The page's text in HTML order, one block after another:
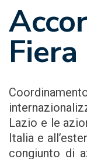
Lazio e le
Italia e
congiunto di